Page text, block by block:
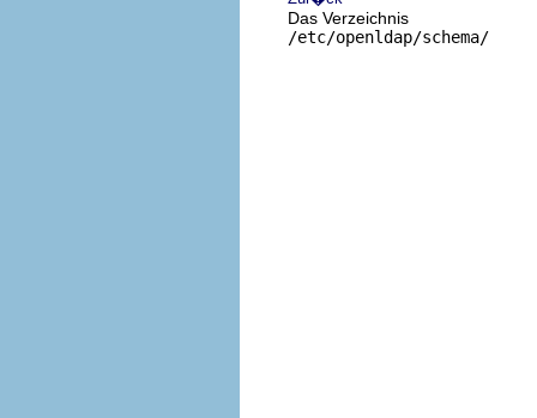
Das Verzeichnis
/etc/openldap/schema/